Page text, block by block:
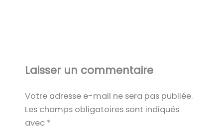
Laisser un commentaire
Votre adresse e-mail ne sera pas publiée.
Les champs obligatoires sont indiqués
avec *